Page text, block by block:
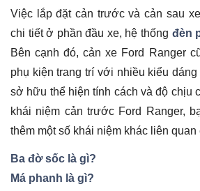
Việc lắp đặt cản trước và cản sau
chi tiết ở phần đầu xe, hệ thống đèn
Bên cạnh đó, cản xe Ford Ranger
phụ kiện trang trí với nhiều kiểu
sở hữu thể hiện tính cách và độ chịu
khái niệm cản trước Ford Ranger,
thêm một số khái niệm khác liên quan
Ba đờ sốc là gì?
Má phanh là gì?